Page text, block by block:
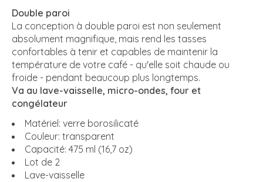
Double paroi
La conception à double paroi est non seulement
absolument magnifique, mais rend les tasses
confortables à tenir et capables de maintenir la
température de votre café - qu'elle soit chaude ou
froide - pendant beaucoup plus longtemps.
Va au lave-vaisselle, micro-ondes, four et
congélateur
Matériel: verre borosilicaté
Couleur: transparent
Capacité: 475 ml (16,7 oz)
Lot de 2
Lave-vaisselle